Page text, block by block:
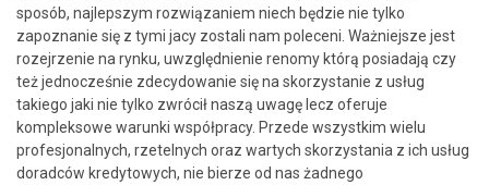
sposób, najlepszym rozwiązaniem niech będzie nie tylko
zapoznanie się z tymi jacy zostali nam poleceni. Ważniejsze jest
rozejrzenie na rynku, uwzględnienie renomy którą posiadają czy
też jednocześnie zdecydowanie się na skorzystanie z usług
takiego jaki nie tylko zwrócił naszą uwagę lecz oferuje
kompleksowe warunki współpracy. Przede wszystkim wielu
profesjonalnych, rzetelnych oraz wartych skorzystania z ich usług
doradców kredytowych, nie bierze od nas żadnego